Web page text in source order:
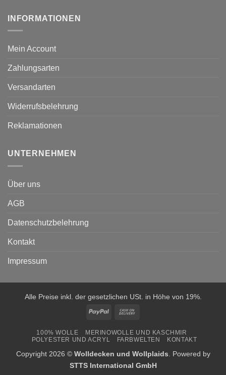
INFORMATIONEN
Mein Account
Zahlungsarten
Versandarten
Widerrufsbelehrung
Reklamationen
UNTERNEHMEN
Über uns
AGB
Datenschutzbelehrung
Kontakt
Impressum
Alle Preise inkl. der gesetzlichen USt. in Höhe von 19%.
PayPal
Delivery
100% WOLLE
MERINOWOLLE UND KASCHMIR
POLYESTER UND ACRYL
FARBWELTEN KONTAKT
Copyright 2026 © Wolldecken und Wollplaids . Powered by
STTS International GmbH